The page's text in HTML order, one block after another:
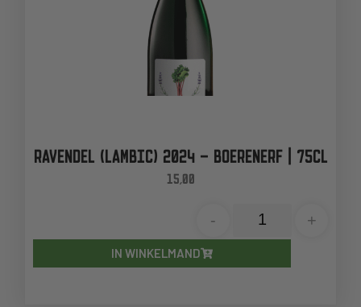
RAVENDEL (LAMBIC) 2024 – BOERENERF | 75CL
15,00
- +
IN WINKELMAND